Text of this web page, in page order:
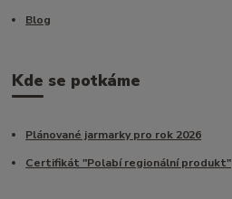
Blog
Kde se potkáme
Plánované jarmarky pro rok 2026
Certifikát "Polabí regionální produkt"